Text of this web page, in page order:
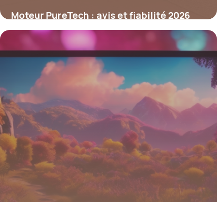
Moteur PureTech : avis et fiabilité 2026
27 mai 2026